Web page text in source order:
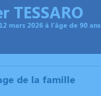
TESSARO
mars 2026 à l'âge de 90 ans
de la famille